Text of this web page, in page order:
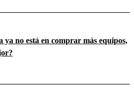
no está en comprar más equipos,